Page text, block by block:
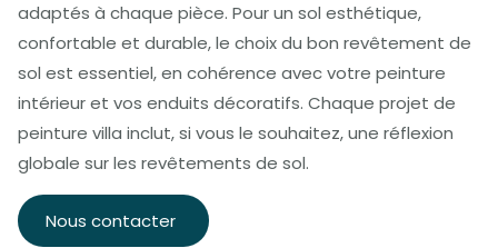
adaptés à chaque pièce. Pour un sol esthétique,
confortable et durable, le choix du bon revêtement de
sol est essentiel, en cohérence avec votre peinture
intérieur et vos enduits décoratifs. Chaque projet de
peinture villa inclut, si vous le souhaitez, une réflexion
globale sur les revêtements de sol.
Nous contacter